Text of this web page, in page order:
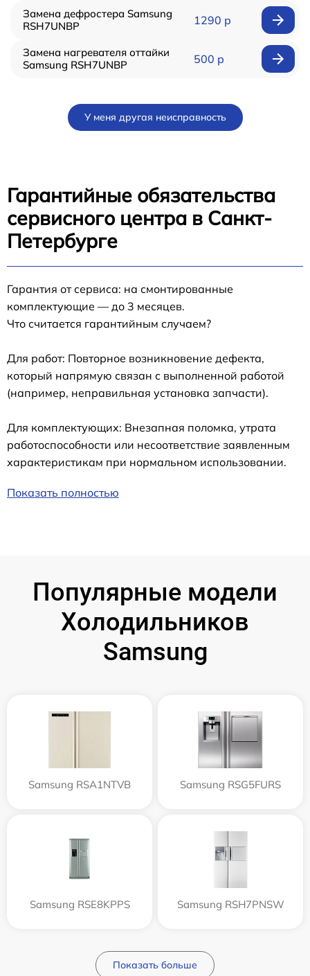
Замена дефростера Samsung
RSH7UNBP
1290 р
Замена нагревателя оттайки
Samsung RSH7UNBP
500 р
У меня другая неисправность
Гарантийные обязательства
сервисного центра в Санкт-
Петербурге
Гарантия от сервиса: на смонтированные
комплектующие — до 3 месяцев.
Что считается гарантийным случаем?
Для работ: Повторное возникновение дефекта,
который напрямую связан с выполненной работой
(например, неправильная установка запчасти).
Для комплектующих: Внезапная поломка, утрата
работоспособности или несоответствие заявленным
характеристикам при нормальном использовании.
Показать полностью
Популярные модели
Холодильников
Samsung
Samsung RSA1NTVB Samsung RSG5FURS
Samsung RSE8KPPS Samsung RSH7PNSW
Показать больше